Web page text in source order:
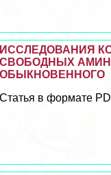
ИССЛЕДОВАНИЯ
СВОБОДНЫХ
ОБЫКНОВЕННОГО
Статья в формате